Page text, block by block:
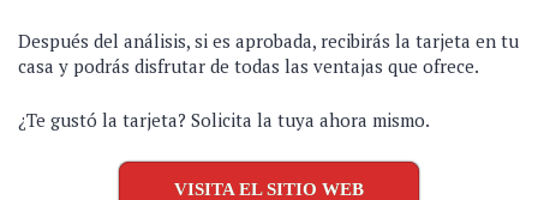
Después del análisis, si es aprobada, recibirás la tarjeta en tu
casa y podrás disfrutar de todas las ventajas que ofrece.
¿Te gustó la tarjeta? Solicita la tuya ahora mismo.
VISITA EL SITIO WEB